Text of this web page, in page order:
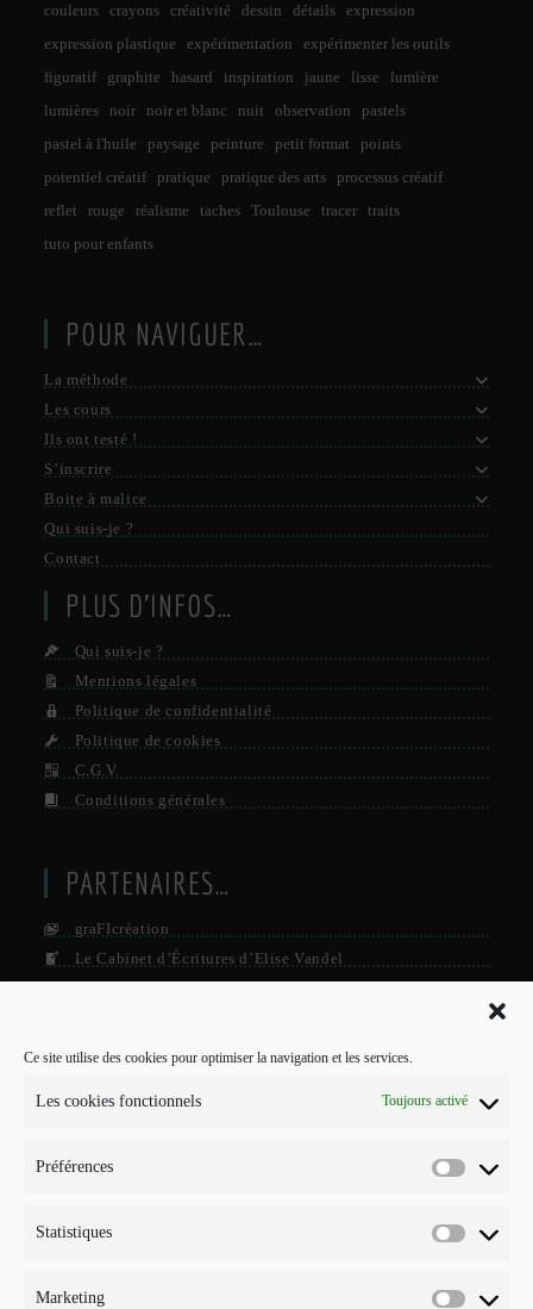
Ce site utilise des cookies pour optimiser la navigation et les services.
Les cookies fonctionnels Toujours activé
Préférences
Statistiques
Marketing
couleurs
crayons créativité dessin détails
expression
expression plastique
expérimentation
expérimenter les outils
figuratif
graphite hasard inspiration jaune lisse
lumière
lumières
noir noir et blanc nuit observation
pastels
pastel à l'huile
paysage peinture petit format
points
potentiel créatif
pratique pratique des arts
processus créatif
reflet
rouge réalisme taches Toulouse tracer
traits
tuto pour enfants
POUR NAVIGUER…
La méthode
Les cours
Ils ont testé !
S’inscrire
Boite à malice
Qui suis-je ?
Contact
PLUS D’INFOS…
Qui suis-je ?
Mentions légales
Politique de confidentialité
Politique de cookies
C.G.V.
Conditions générales
PARTENAIRES…
graFIcréation
Le Cabinet d’Écritures d’Elise Vandel
POUR ME CONTACTER…
Mobile :
E-mail :